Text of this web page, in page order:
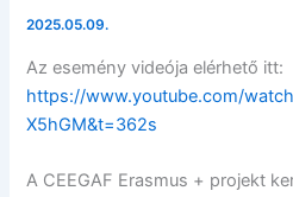
2025.05.09.
Az esemény videója elérhető itt:
https://www.youtube.com/
X5hGM&t=362s
A CEEGAF Erasmus + projekt